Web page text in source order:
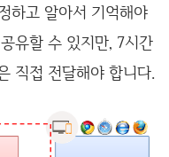
하고 알아서 기억해야
유할 수 있지만, 7시간
직접 전달해야 합니다.